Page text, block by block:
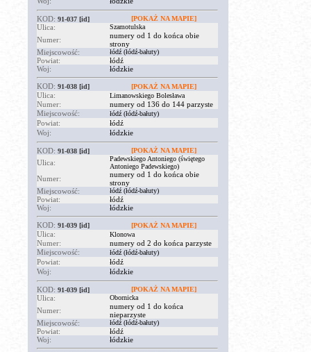
KOD: 91-037 [id] [POKAŻ NA MAPIE]
Ulica: Szamotulska
Numer:
numery od 1 do końca obie
strony
Miejscowość:
łódź (łódź-bałuty)
Powiat:
łódź
Woj:
łódzkie
KOD: 91-038 [id] [POKAŻ NA MAPIE]
Ulica: Limanowskiego Bolesława
Numer:
numery od 136 do 144 parzyste
Miejscowość:
łódź (łódź-bałuty)
Powiat:
łódź
Woj:
łódzkie
KOD: 91-038 [id] [POKAŻ NA MAPIE]
Ulica:
Padewskiego Antoniego (świętego
Antoniego Padewskiego)
Numer:
numery od 1 do końca obie
strony
Miejscowość:
łódź (łódź-bałuty)
Powiat:
łódź
Woj:
łódzkie
KOD: 91-039 [id] [POKAŻ NA MAPIE]
Ulica: Klonowa
Numer:
numery od 2 do końca parzyste
Miejscowość:
łódź (łódź-bałuty)
Powiat:
łódź
Woj:
łódzkie
KOD: 91-039 [id] [POKAŻ NA MAPIE]
Ulica: Obornicka
Numer:
numery od 1 do końca
nieparzyste
Miejscowość:
łódź (łódź-bałuty)
Powiat:
łódź
Woj:
łódzkie